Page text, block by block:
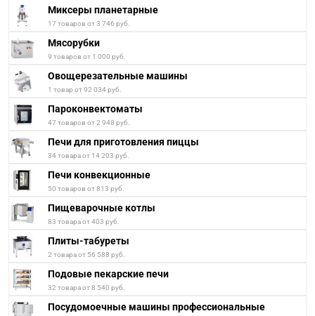
Миксеры планетарные
17 товаров от 3 746 руб.
Мясорубки
9 товаров от 1 000 руб.
Овощерезательные машины
1 товар от 92 034 руб.
Пароконвектоматы
47 товаров от 2 948 руб.
Печи для приготовления пиццы
34 товара от 14 203 руб.
Печи конвекционные
50 товаров от 813 руб.
Пищеварочные котлы
83 товара от 403 руб.
Плиты-табуреты
2 товара от 56 588 руб.
Подовые пекарские печи
32 товара от 8 540 руб.
Посудомоечные машины профессиональные